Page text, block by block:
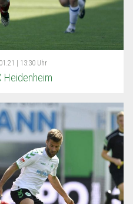
| 13:30 Uhr
Heidenheim